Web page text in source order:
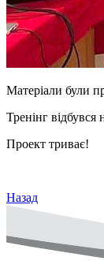
Матеріали були
Тренінг відбувся
Проект триває!
Назад